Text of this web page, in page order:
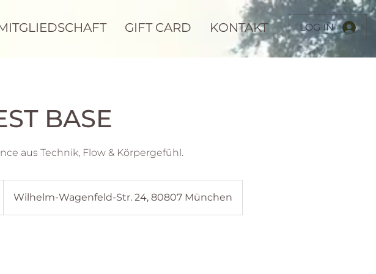
GIFT CARD KONTAKT LOG IN
BASE
Wilhelm-Wagenfeld-Str. 24, 80807 München